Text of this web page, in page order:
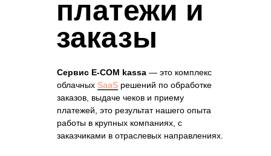
платежи и
заказы
Сервис E-COM kassa — это комплекс
облачных SaaS решений по обработке
заказов, выдаче чеков и приему
платежей, это результат нашего опыта
работы в крупных компаниях, с
заказчиками в отраслевых направлениях.